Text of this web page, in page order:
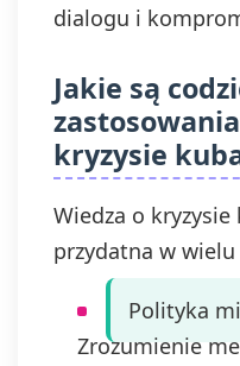
dialogu i
Jakie są
kryzysie
Wiedza o
przydatna w
Polityka
Zrozumienie